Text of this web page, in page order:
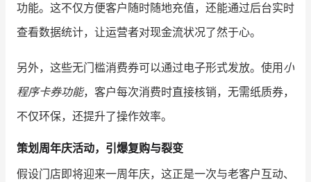
功能。这不仅方便客户随时随地充值，还能通过后台实时
查看数据统计，让运营者对现金流状况了然于心。
另外，这些无门槛消费券可以通过电子形式发放。使用 小
程序卡券功能，客户每次消费时直接核销，无需纸质券，
不仅环保，还提升了操作效率。
策划周年庆活动，引爆复购与裂变
假设门店即将迎来一周年庆，这正是一次与老客户互动、